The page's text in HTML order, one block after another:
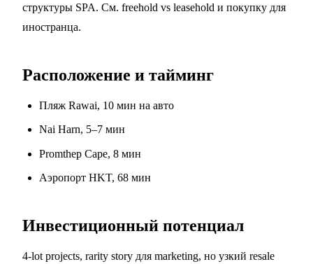
структуры SPA. См. freehold vs leasehold и покупку для
иностранца.
Расположение и тайминг
Пляж Rawai, 10 мин на авто
Nai Harn, 5–7 мин
Promthep Cape, 8 мин
Аэропорт HKT, 68 мин
Инвестиционный потенциал
4-lot projects, rarity story для marketing, но узкий resale